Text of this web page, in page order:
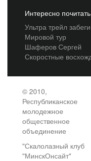
Интересно почитать
Ультра трейл забеги
Мировой тур
Шаферов Сергей
Скоростные
© 2010,
Республиканское
молодежное
общественное
объединение
"Скалолазный клуб
"МинскОнсайт"